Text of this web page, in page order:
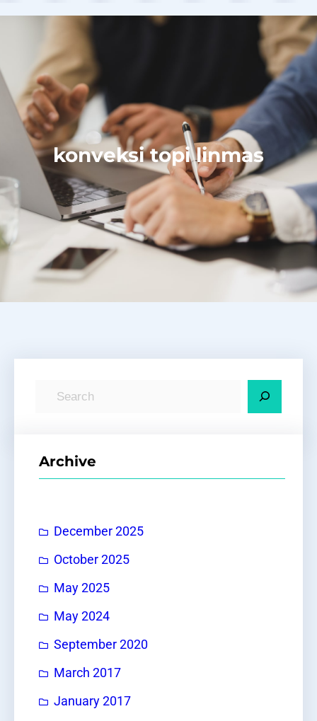
konveksi topi linmas
Archive
December 2025
October 2025
May 2025
May 2024
September 2020
March 2017
January 2017